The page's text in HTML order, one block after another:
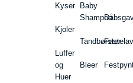
Kyser
Kjoler
Luffer
og
Huer
Baby
Shampoo
Tandbørster
Bleer